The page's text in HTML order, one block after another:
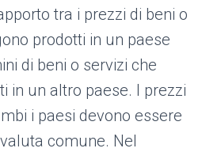
tra i prezzi di beni o
prodotti in un paese
di beni o servizi che
in un altro paese. I prezzi
i paesi devono essere
comune. Nel